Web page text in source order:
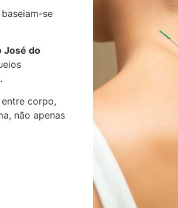
se
José do
corpo,
não apenas